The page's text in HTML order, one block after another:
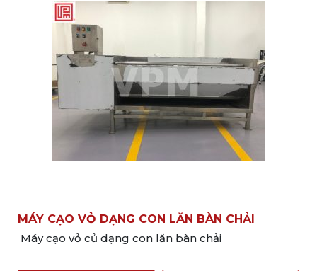
MÁY CẠO VỎ DẠNG CON LĂN BÀN CHẢI
Máy cạo vỏ củ dạng con lăn bàn chải